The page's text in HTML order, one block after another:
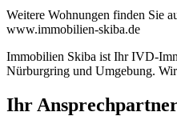
Weitere Wohnungen finden Sie
www.immobilien-skiba.de
Immobilien Skiba ist Ihr IVD-
Nürburgring und Umgebung.
Ihr